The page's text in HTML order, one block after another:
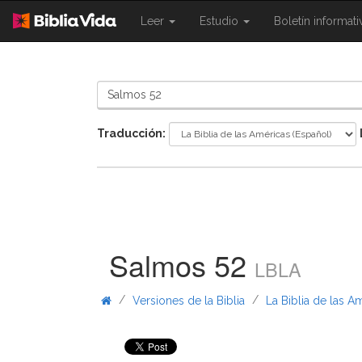
Leer
{{
Estudio
{{
Boletín
Traducción:
Salmos 52 LBLA
/ Versiones de la Biblia / La Biblia de las